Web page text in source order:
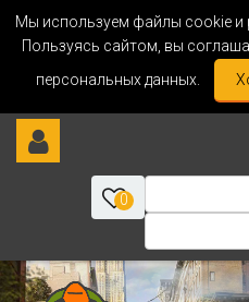
Мы используем файлы cookie и
Пользуясь сайтом, вы
персональных данных.
0